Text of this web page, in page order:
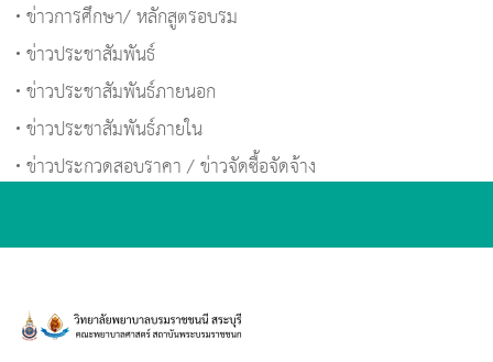
ข่าวการศึกษา/ หลักสูตรอบรม
ข่าวประชาสัมพันธ์
ข่าวประชาสัมพันธ์ภายนอก
ข่าวประชาสัมพันธ์ภายใน
ข่าวประกวดสอบราคา / ข่าวจัดซื้อจัดจ้าง